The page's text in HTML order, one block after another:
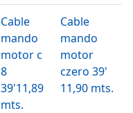
Cable
mando
motor c
8
39'11,89
mts.
Cable
mando
motor
czero 39'
11,90 mts.